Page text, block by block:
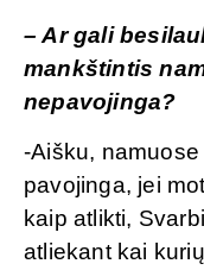
– Ar gali
mankštintis
nepavojinga?
-Aišku,
pavojinga, jei
kaip atlikti,
atliekant kai